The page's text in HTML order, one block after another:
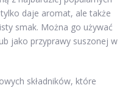
daje aromat, ale także
smak. Można go używać
jako przyprawy suszonej w
składników, które